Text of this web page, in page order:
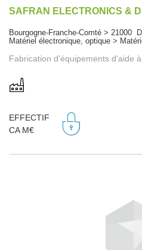
SAFRAN ELECTRONICS &
Bourgogne-Franche-Comté > 21000
Matériel électronique, optique >
Fabrication d'équipements d'aide
EFFECTIF
CA M€